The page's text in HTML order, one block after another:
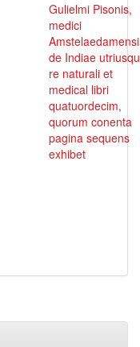
Gulielmi Pisonis,
medici
de Indiae
re naturali et
medical libri
quatuordecim,
quorum conenta
pagina sequens
exhibet